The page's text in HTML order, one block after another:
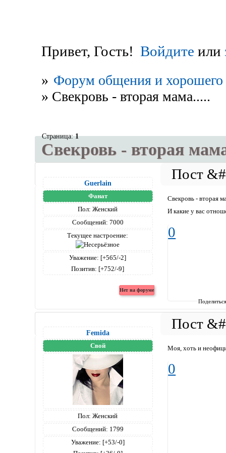
Привет, Гость! Войдите или
» Форум общения и хорошего
» Свекровь - вторая мама.....
Свекровь - вторая
Страница:1
Guerlain
Фанат
Пол: Женский
Сообщений: 7000
Текущее настроение:
Уважение: [+565/-2]
Позитив: [+752/-9]
Свекровь - вторая
И какие у вас
0
Femida
Свой
Пол: Женский
Сообщений: 1799
Уважение: [+53/-0]
Моя, хоть и
0